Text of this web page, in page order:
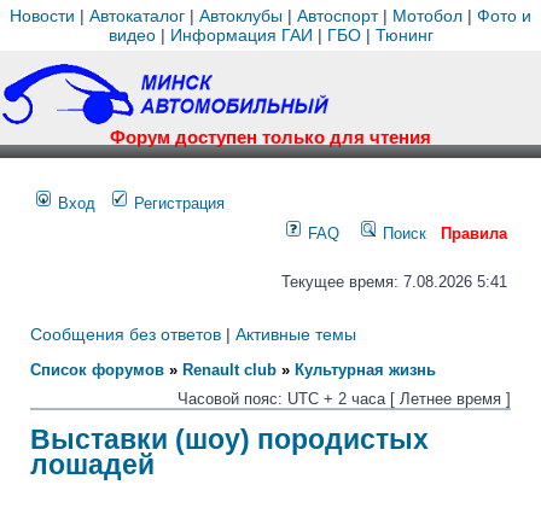
Новости | Автокаталог | Автоклубы | Автоспорт| Мотобол | Фото и
видео| Информация ГАИ | ГБО| Тюнинг
Форум доступен только для чтения
Вход
Регистрация
FAQ
Поиск Правила
Текущее время: 7.08.2026 5:41
Сообщения без ответов | Активные темы
Список форумов » Renault club » Культурная жизнь
Часовой пояс: UTC + 2 часа [ Летнее время ]
Выставки (шоу) породистых
лошадей